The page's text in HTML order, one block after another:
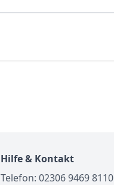
Hilfe & Kontakt
Telefon: 02306 9469 8110